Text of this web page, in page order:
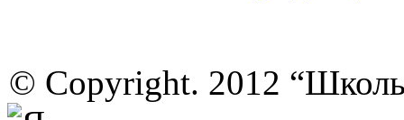
© Copyright. 2012